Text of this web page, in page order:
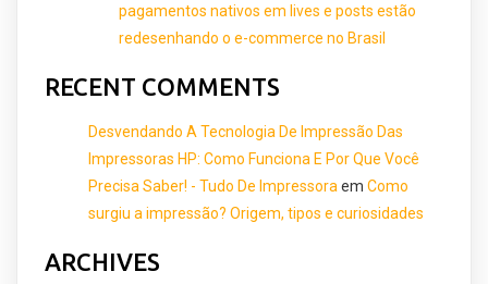
pagamentos nativos em lives e posts estão
redesenhando o e-commerce no Brasil
RECENT COMMENTS
Desvendando A Tecnologia De Impressão Das
Impressoras HP: Como Funciona E Por Que Você
Precisa Saber! - Tudo De Impressora em Como
surgiu a impressão? Origem, tipos e curiosidades
ARCHIVES